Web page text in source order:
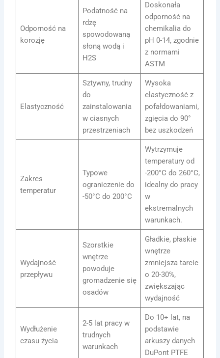
Odporność na
korozję
Podatność na
rdzę
spowodowaną
słoną wodą i
H2S
Doskonała
odporność na
chemikalia do
pH 0-14, zgodnie
z normami
ASTM
Elastyczność
Sztywny, trudny
do
zainstalowania
w ciasnych
przestrzeniach
Wysoka
elastyczność z
pofałdowaniami,
zgięcia do 90°
bez uszkodzeń
Zakres
temperatur
Typowe
ograniczenie do
-50°C do 200°C
Wytrzymuje
temperatury od
-200°C do 260°C,
idealny do pracy
w
ekstremalnych
warunkach.
Wydajność
przepływu
Szorstkie
wnętrze
powoduje
gromadzenie się
osadów
Gładkie, płaskie
wnętrze
zmniejsza tarcie
o 20-30%,
zwiększając
wydajność
Wydłużenie
czasu życia
2-5 lat pracy w
trudnych
warunkach
Do 10+ lat, na
podstawie
arkuszy danych
DuPont PTFE